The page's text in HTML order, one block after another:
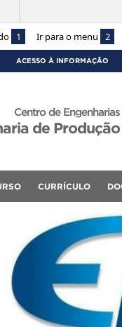
1 Ir para o menu 2
ACESSO À INFORMAÇÃO
Centro de Engenharias
de Produção
CURRÍCULO